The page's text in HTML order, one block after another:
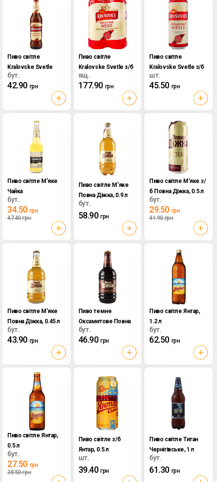
Пиво світле
Kralovske Svetle
Krusovice, 0.5 л
бут.
42.90 грн
Пиво світле
Kralovske Svetle з/б
Krusovice, 4*0.5 л
ящ.
177.90 грн
Пиво світле
Kralovske Svetle з/б
Krusovice, 0.5 л
шт.
45.50 грн
Пиво світле М'яке
Чайка
Чорноморська, 0.45
л
бут.
34.50 грн
47.40грн
Пиво світле М'яке
Повна Діжка, 0.9 л
бут.
58.90 грн
Пиво світле М'яке з/
б Повна Діжка, 0.5 л
бут.
29.50 грн
41.90грн
Пиво світле М'яке
Повна Діжка, 0.45 л
бут.
43.90 грн
Пиво темне
Оксамитове Повна
Діжка, 0.45 л
бут.
46.90 грн
Пиво світле Янтар,
1.2 л
бут.
62.50 грн
Пиво світле Янтар,
0.5 л
бут.
27.50 грн
38.50грн
Пиво світле з/б
Янтар, 0.5 л
шт.
39.40 грн
Пиво світле Титан
Чернігівське, 1 л
бут.
61.30 грн